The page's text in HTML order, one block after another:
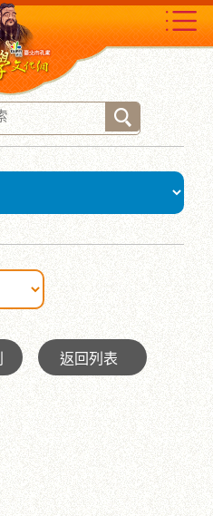
返回列表